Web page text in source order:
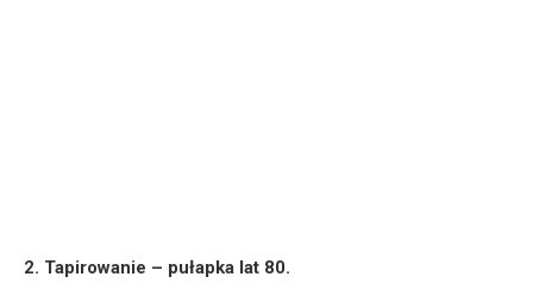
2. Tapirowanie – pułapka lat 80.